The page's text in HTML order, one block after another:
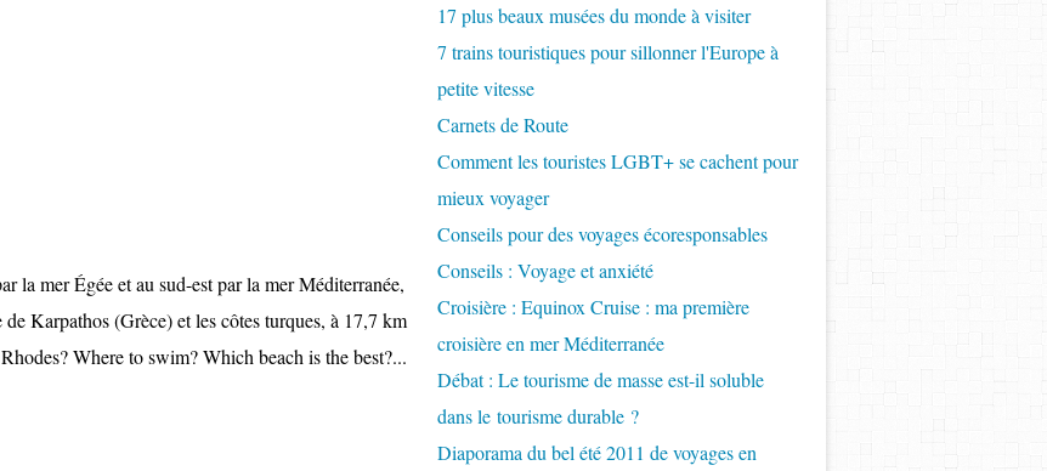
la mer Égée et au sud-est par la mer Méditerranée,
Karpathos (Grèce) et les côtes turques, à 17,7 km
Where to swim? Which beach is the best?...
17 plus beaux musées du monde à visiter
7 trains touristiques pour sillonner l'Europe à
petite vitesse
Carnets de Route
Comment les touristes LGBT+ se cachent pour
mieux voyager
Conseils pour des voyages écoresponsables
Conseils : Voyage et anxiété
Croisière : Equinox Cruise : ma première
croisière en mer Méditerranée
Débat : Le tourisme de masse est-il soluble
dans le tourisme durable ?
Diaporama du bel été 2011 de voyages en